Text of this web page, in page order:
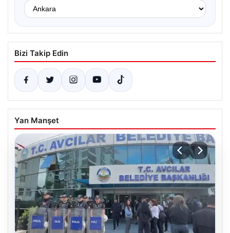
Bizi Takip Edin
Yan Manşet